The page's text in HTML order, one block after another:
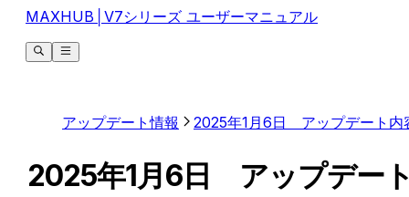
MAXHUB│V7シリーズ ユーザーマニュアル
アップデート情報 2025年1月6日 アップデート内
2025年1月6日 アップデー